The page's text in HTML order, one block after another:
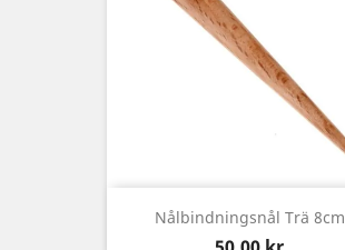
Nålbindningsnål Trä 8cm